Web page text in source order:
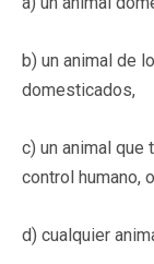
b) un animal de
domesticados,
c) un animal que
control humano, o
d) cualquier